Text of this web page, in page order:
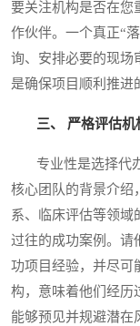
要关注机构是否在您
作伙伴。一个真正“
询、安排必要的现场
是确保项目顺利推进
三、 严格评估机
专业性是选择代办
核心团队的背景介绍
系、临床评估等领域
过往的成功案例。请
功项目经验，并尽可
构，意味着他们经历
能够预见并规避潜在